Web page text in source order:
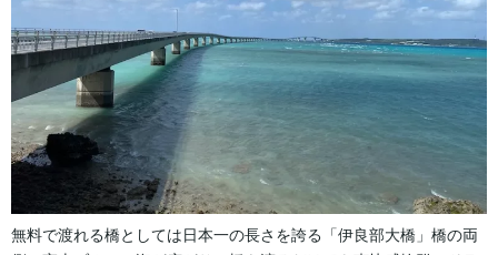
無料で渡れる橋としては日本一の長さを誇る「伊良部大橋」橋の両